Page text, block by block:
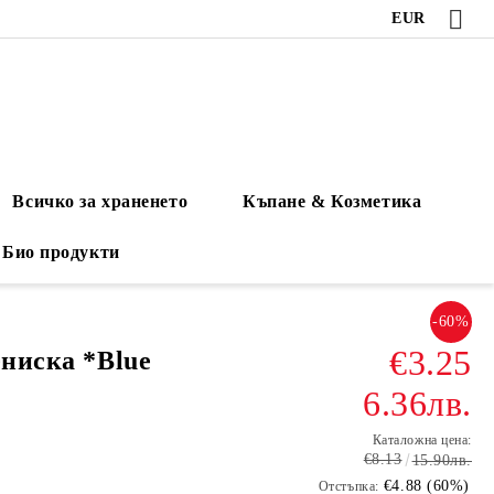
EUR
Всичко за храненето Къпане & Козметика
Био продукти
*Blue
-60%
€3.25
6.36лв.
Каталожна цена:
€8.13 15.90лв.
Отстъпка: €4.88 (60%)